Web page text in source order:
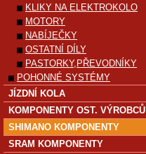
KLIKY NA ELEKTROKOLO
MOTORY
NABÍJEČKY
OSTATNÍ DÍLY
PASTORKY,PŘEVODNÍKY
POHONNÉ SYSTÉMY
JÍZDNÍ KOLA
KOMPONENTY OST. VÝROBCŮ
SHIMANO KOMPONENTY
SRAM KOMPONENTY